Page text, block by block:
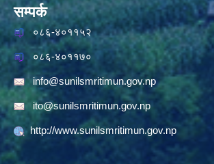
सम्पर्क
०८६-४०११५२
०८६-४०११७०
info@sunilsmritimun.gov.np
ito@sunilsmritimun.gov.np
http://www.sunilsmritimun.gov.np